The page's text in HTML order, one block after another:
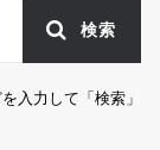
検索
入力して「検索」